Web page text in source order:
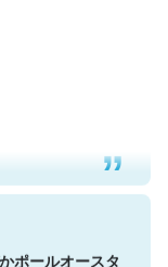
うなと凄く思
。自分はこの流
ートバー
ポールオースタ